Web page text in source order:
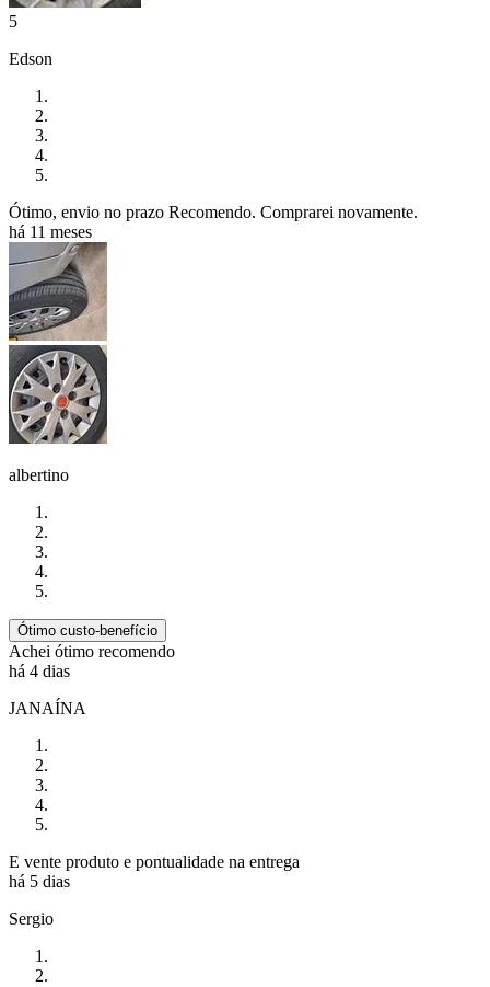
5
Edson
Ótimo, envio no prazo Recomendo. Comprarei novamente.
há 11 meses
albertino
Ótimo custo-benefício
Achei ótimo recomendo
há 4 dias
JANAÍNA
E vente produto e pontualidade na entrega
há 5 dias
Sergio